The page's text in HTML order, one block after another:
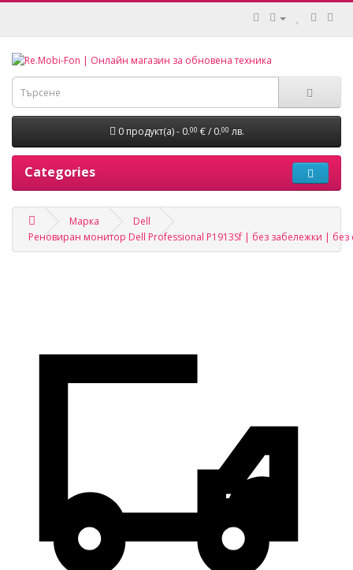
0 продукт(а) - 0.00 € / 0.00 лв.
Categories
Марка
Dell
Реновиран монитор Dell Professional P1913Sf | без забележки | без